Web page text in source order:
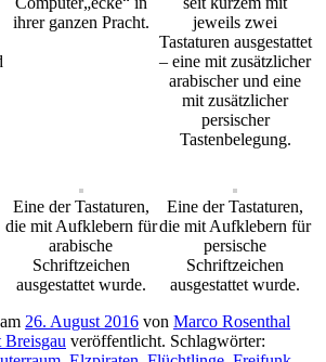
ihrer ganzen Pracht.
jeweils zwei
Tastaturen ausgestattet
– eine mit zusätzlicher
arabischer und eine
mit zusätzlicher
persischer
Tastenbelegung.
Eine der Tastaturen,
die mit Aufklebern für
arabische
Schriftzeichen
ausgestattet wurde.
Eine der Tastaturen,
die mit Aufklebern für
persische
Schriftzeichen
ausgestattet wurde.
26. August 2016 von Marco Rosenthal
Breisgau veröffentlicht. Schlagwörter: